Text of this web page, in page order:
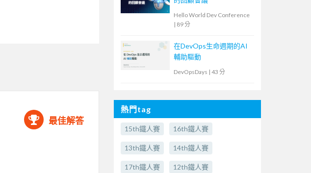
最佳解答
Hello World Dev Conference
| 89 分
在DevOps生命週期的AI
輔助驅動
DevOpsDays | 43 分
熱門tag
15th鐵人賽 16th鐵人賽
13th鐵人賽 14th鐵人賽
17th鐵人賽 12th鐵人賽